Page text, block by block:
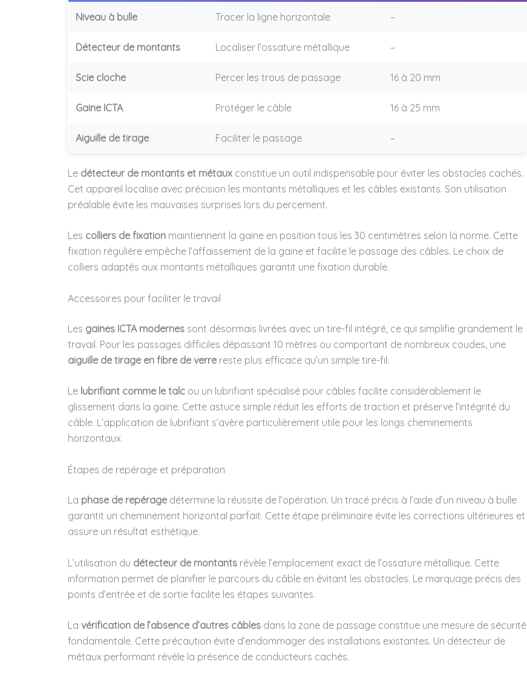
Niveau à bulle Tracer la ligne horizontale –
Détecteur de montants Localiser l’ossature métallique –
Scie cloche Percer les trous de passage 16 à 20 mm
Gaine ICTA Protéger le câble 16 à 25 mm
Aiguille de tirage Faciliter le passage –
Le détecteur de montants et métaux constitue un outil indispensable pour éviter les obstacles cachés.
Cet appareil localise avec précision les montants métalliques et les câbles existants. Son utilisation
préalable évite les mauvaises surprises lors du percement.
Les colliers de fixation maintiennent la gaine en position tous les 30 centimètres selon la norme. Cette
fixation régulière empêche l’affaissement de la gaine et facilite le passage des câbles. Le choix de
colliers adaptés aux montants métalliques garantit une fixation durable.
Accessoires pour faciliter le travail
Les gaines ICTA modernes sont désormais livrées avec un tire-fil intégré, ce qui simplifie grandement le
travail. Pour les passages difficiles dépassant 10 mètres ou comportant de nombreux coudes, une
aiguille de tirage en fibre de verre reste plus efficace qu’un simple tire-fil.
Le lubrifiant comme le talc ou un lubrifiant spécialisé pour câbles facilite considérablement le
glissement dans la gaine. Cette astuce simple réduit les efforts de traction et préserve l’intégrité du
câble. L’application de lubrifiant s’avère particulièrement utile pour les longs cheminements
horizontaux.
Étapes de repérage et préparation
La phase de repérage détermine la réussite de l’opération. Un tracé précis à l’aide d’un niveau à bulle
garantit un cheminement horizontal parfait. Cette étape préliminaire évite les corrections ultérieures et
assure un résultat esthétique.
L’utilisation du détecteur de montants révèle l’emplacement exact de l’ossature métallique. Cette
information permet de planifier le parcours du câble en évitant les obstacles. Le marquage précis des
points d’entrée et de sortie facilite les étapes suivantes.
La vérification de l’absence d’autres câbles dans la zone de passage constitue une mesure de sécurité
fondamentale. Cette précaution évite d’endommager des installations existantes. Un détecteur de
métaux performant révèle la présence de conducteurs cachés.